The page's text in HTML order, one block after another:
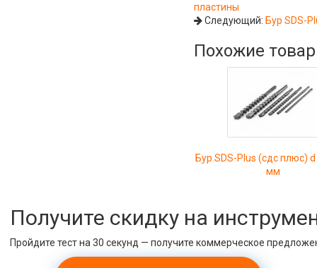
пластины
Следующий: Бур SDS-
Похожие
Бур SDS-Plus (сдс плюс)
мм
Получите скидку на
Пройдите тест на 30 секунд — получите коммерческое